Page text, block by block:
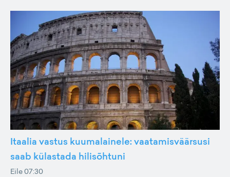
Itaalia vastus kuumalainele: vaatamisväärsusi
saab külastada hilisõhtuni
Eile 07:30